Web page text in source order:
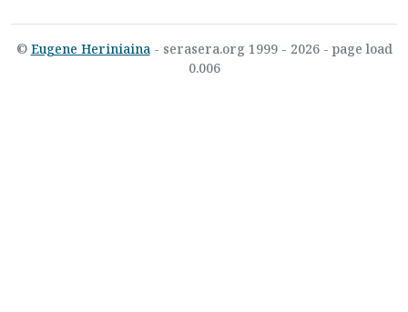
© Eugene Heriniaina- serasera.org 1999 - 2026 - page load
0.006